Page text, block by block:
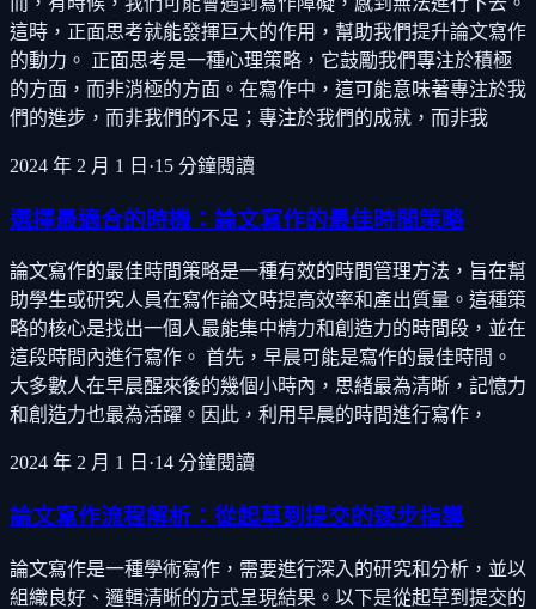
這時，正面思考就能發揮巨大的作用，幫助我們提升論文寫作
的動力。 正面思考是一種心理策略，它鼓勵我們專注於積極
的方面，而非消極的方面。在寫作中，這可能意味著專注於我
們的進步，而非我們的不足；專注於我們的成就，而非我
2024 年 2 月 1 日 ·15 分鐘閱讀
選擇最適合的時機：論文寫作的最佳時間策略
論文寫作的最佳時間策略是一種有效的時間管理方法，旨在幫
助學生或研究人員在寫作論文時提高效率和產出質量。這種策
略的核心是找出一個人最能集中精力和創造力的時間段，並在
這段時間內進行寫作。 首先，早晨可能是寫作的最佳時間。
大多數人在早晨醒來後的幾個小時內，思緒最為清晰，記憶力
和創造力也最為活躍。因此，利用早晨的時間進行寫作，
2024 年 2 月 1 日 ·14 分鐘閱讀
論文寫作流程解析：從起草到提交的逐步指導
論文寫作是一種學術寫作，需要進行深入的研究和分析，並以
組織良好、邏輯清晰的方式呈現結果。以下是從起草到提交的